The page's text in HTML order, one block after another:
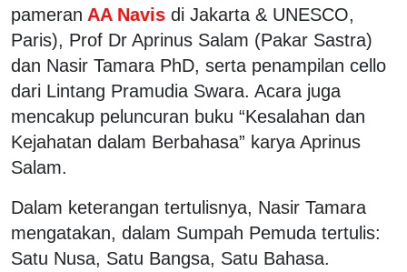
pameran AA Navis di Jakarta & UNESCO,
Paris), Prof Dr Aprinus Salam (Pakar Sastra)
dan Nasir Tamara PhD, serta penampilan cello
dari Lintang Pramudia Swara. Acara juga
mencakup peluncuran buku “Kesalahan dan
Kejahatan dalam Berbahasa” karya Aprinus
Salam.
Dalam keterangan tertulisnya, Nasir Tamara
mengatakan, dalam Sumpah Pemuda tertulis:
Satu Nusa, Satu Bangsa, Satu Bahasa.